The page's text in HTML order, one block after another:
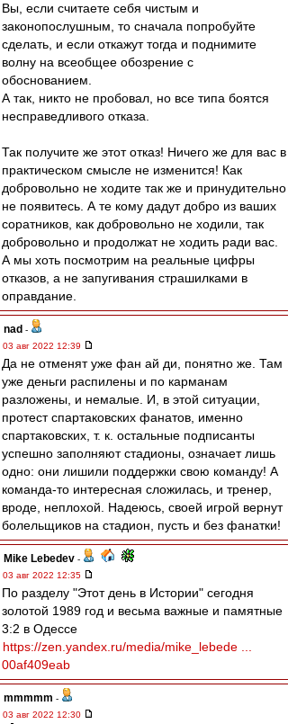
Вы, если считаете себя чистым и
законопослушным, то сначала попробуйте
сделать, и если откажут тогда и поднимите
волну на всеобщее обозрение с
обоснованием.
А так, никто не пробовал, но все типа боятся
несправедливого отказа.
Так получите же этот отказ! Ничего же для вас в
практическом смысле не изменится! Как
добровольно не ходите так же и принудительно
не появитесь. А те кому дадут добро из ваших
соратников, как добровольно не ходили, так
добровольно и продолжат не ходить ради вас.
А мы хоть посмотрим на реальные цифры
отказов, а не запугивания страшилками в
оправдание.
nad -
03 авг 2022 12:39
Да не отменят уже фан ай ди, понятно же. Там
уже деньги распилены и по карманам
разложены, и немалые. И, в этой ситуации,
протест спартаковских фанатов, именно
спартаковских, т. к. остальные подписанты
успешно заполняют стадионы, означает лишь
одно: они лишили поддержки свою команду! А
команда-то интересная сложилась, и тренер,
вроде, неплохой. Надеюсь, своей игрой вернут
болельщиков на стадион, пусть и без фанатки!
Mike Lebedev -
03 авг 2022 12:35
По разделу "Этот день в Истории" сегодня
золотой 1989 год и весьма важные и памятные
3:2 в Одессе
https://zen.yandex.ru/media/mike_lebede ...
00af409eab
mmmmm -
03 авг 2022 12:30